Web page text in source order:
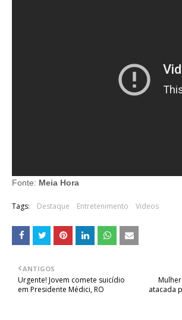
Fonte: Meia Hora
Tags: Destaque Entretenimento Videos
atacada
ANTIGOS
Urgente! Jovem comete suicídio
em Presidente Médici, RO